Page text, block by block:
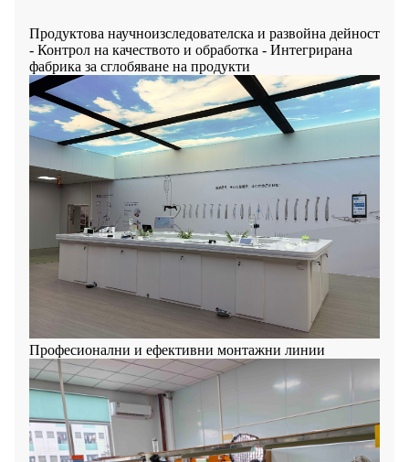
Продуктова научноизследователска и развойна дейност
- Контрол на качеството и обработка - Интегрирана
фабрика за сглобяване на продукти
Професионални и ефективни монтажни линии